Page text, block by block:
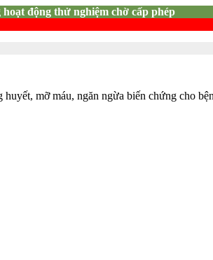
hoạt động thử nghiệm chờ cấp phép
mỡ máu, ngăn ngừa biến chứng cho